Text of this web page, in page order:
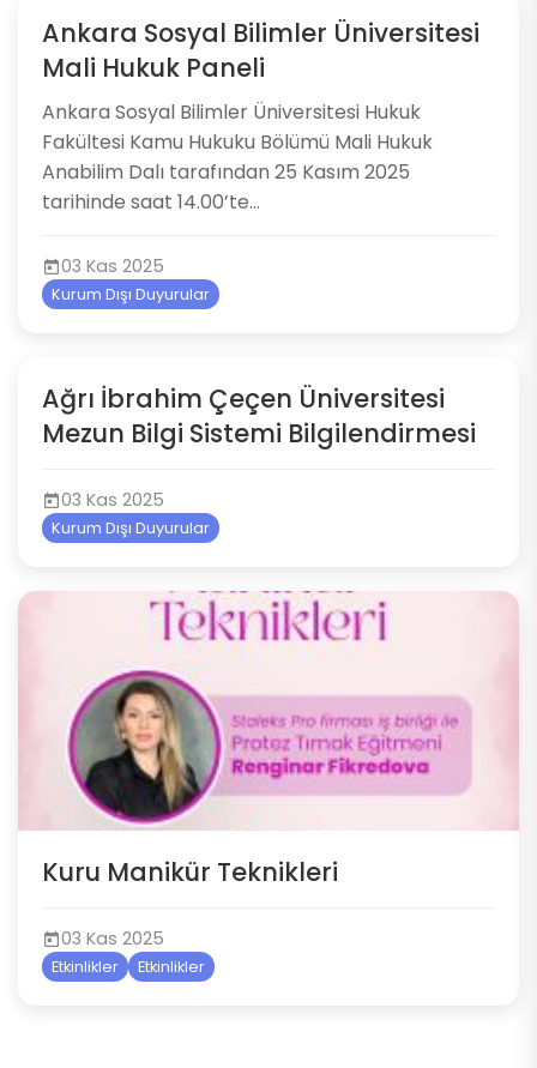
Ankara Sosyal Bilimler Üniversitesi
Mali Hukuk Paneli
Ankara Sosyal Bilimler Üniversitesi Hukuk
Fakültesi Kamu Hukuku Bölümü Mali Hukuk
Anabilim Dalı tarafından 25 Kasım 2025
tarihinde saat 14.00’te...
03 Kas 2025
Kurum Dışı Duyurular
Ağrı İbrahim Çeçen Üniversitesi
Mezun Bilgi Sistemi Bilgilendirmesi
03 Kas 2025
Kurum Dışı Duyurular
Kuru Manikür Teknikleri
03 Kas 2025
Etkinlikler Etkinlikler